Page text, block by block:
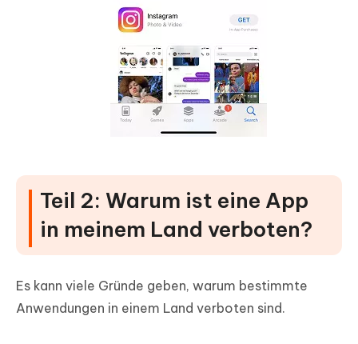
Teil 2: Warum ist eine App
in meinem Land verboten?
Es kann viele Gründe geben, warum bestimmte
Anwendungen in einem Land verboten sind.